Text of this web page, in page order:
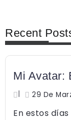
Recent
FEMINISMO
Mi Avatar:
29 De
En estos